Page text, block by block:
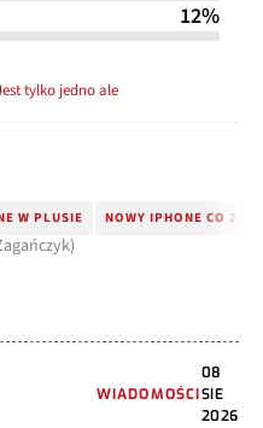
12%
tylko jedno ale
W PLUSIE NOWY IPHONE CO 2
WIADOMOŚCI
08
SIE
2026